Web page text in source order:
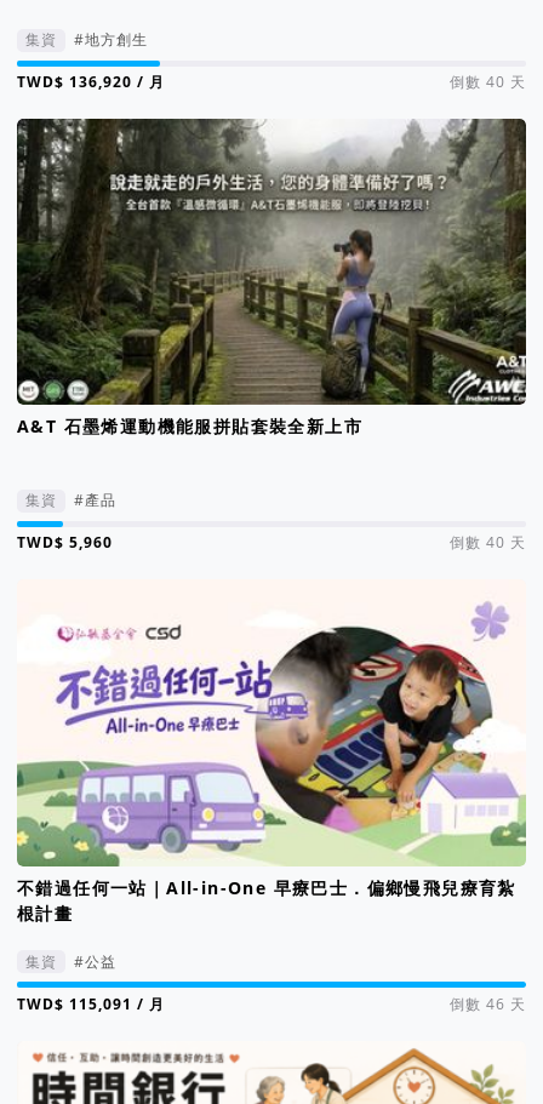
集資 #地方創生
集資進度 28%
/ 月 倒數 40 天
A&T 石墨烯運動機能服拼貼套裝全新上市
集資 #產品
集資進度 9%
倒數 40 天
不錯過任何一站｜All-in-One 早療巴士．偏鄉慢飛兒療育紮
根計畫
集資 #公益
集資進度 116%
/ 月 倒數 46 天